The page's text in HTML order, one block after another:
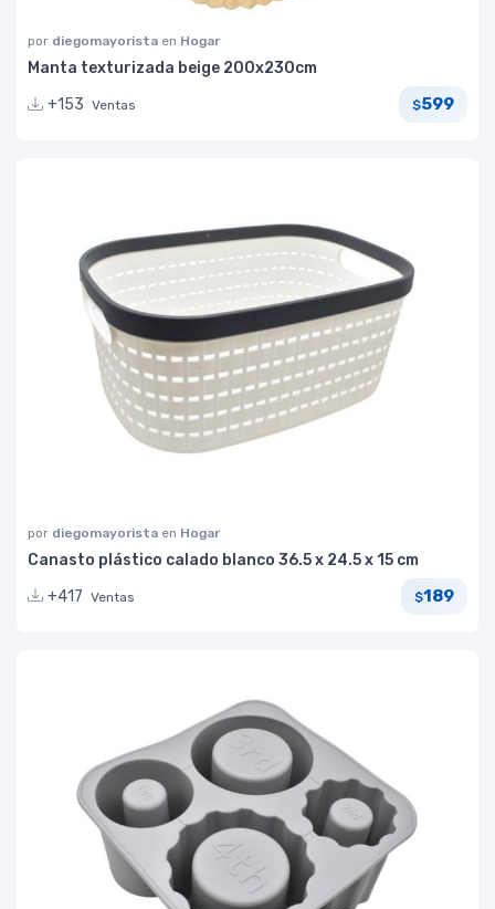
por diegomayorista en Hogar
Manta texturizada beige 200x230cm
+153 Ventas $599
por diegomayorista en Hogar
Canasto plástico calado blanco 36.5 x 24.5 x 15 cm
+417 Ventas $189